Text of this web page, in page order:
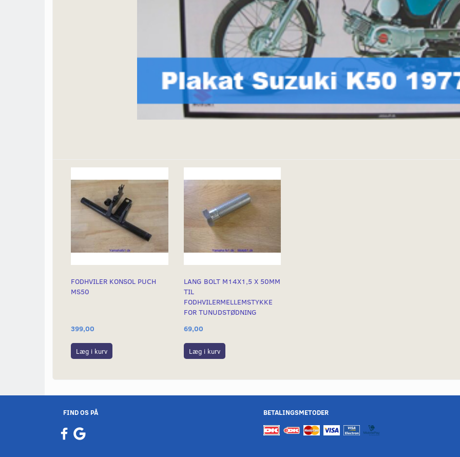
FODHVILER KONSOL PUCH
MS50
399,00
Læg i kurv
LANG BOLT M14X1,5 X 50MM
TIL
FODHVILERMELLEMSTYKKE
FOR TUNUDSTØDNING
69,00
Læg i kurv
FIND OS PÅ BETALINGSMETODER